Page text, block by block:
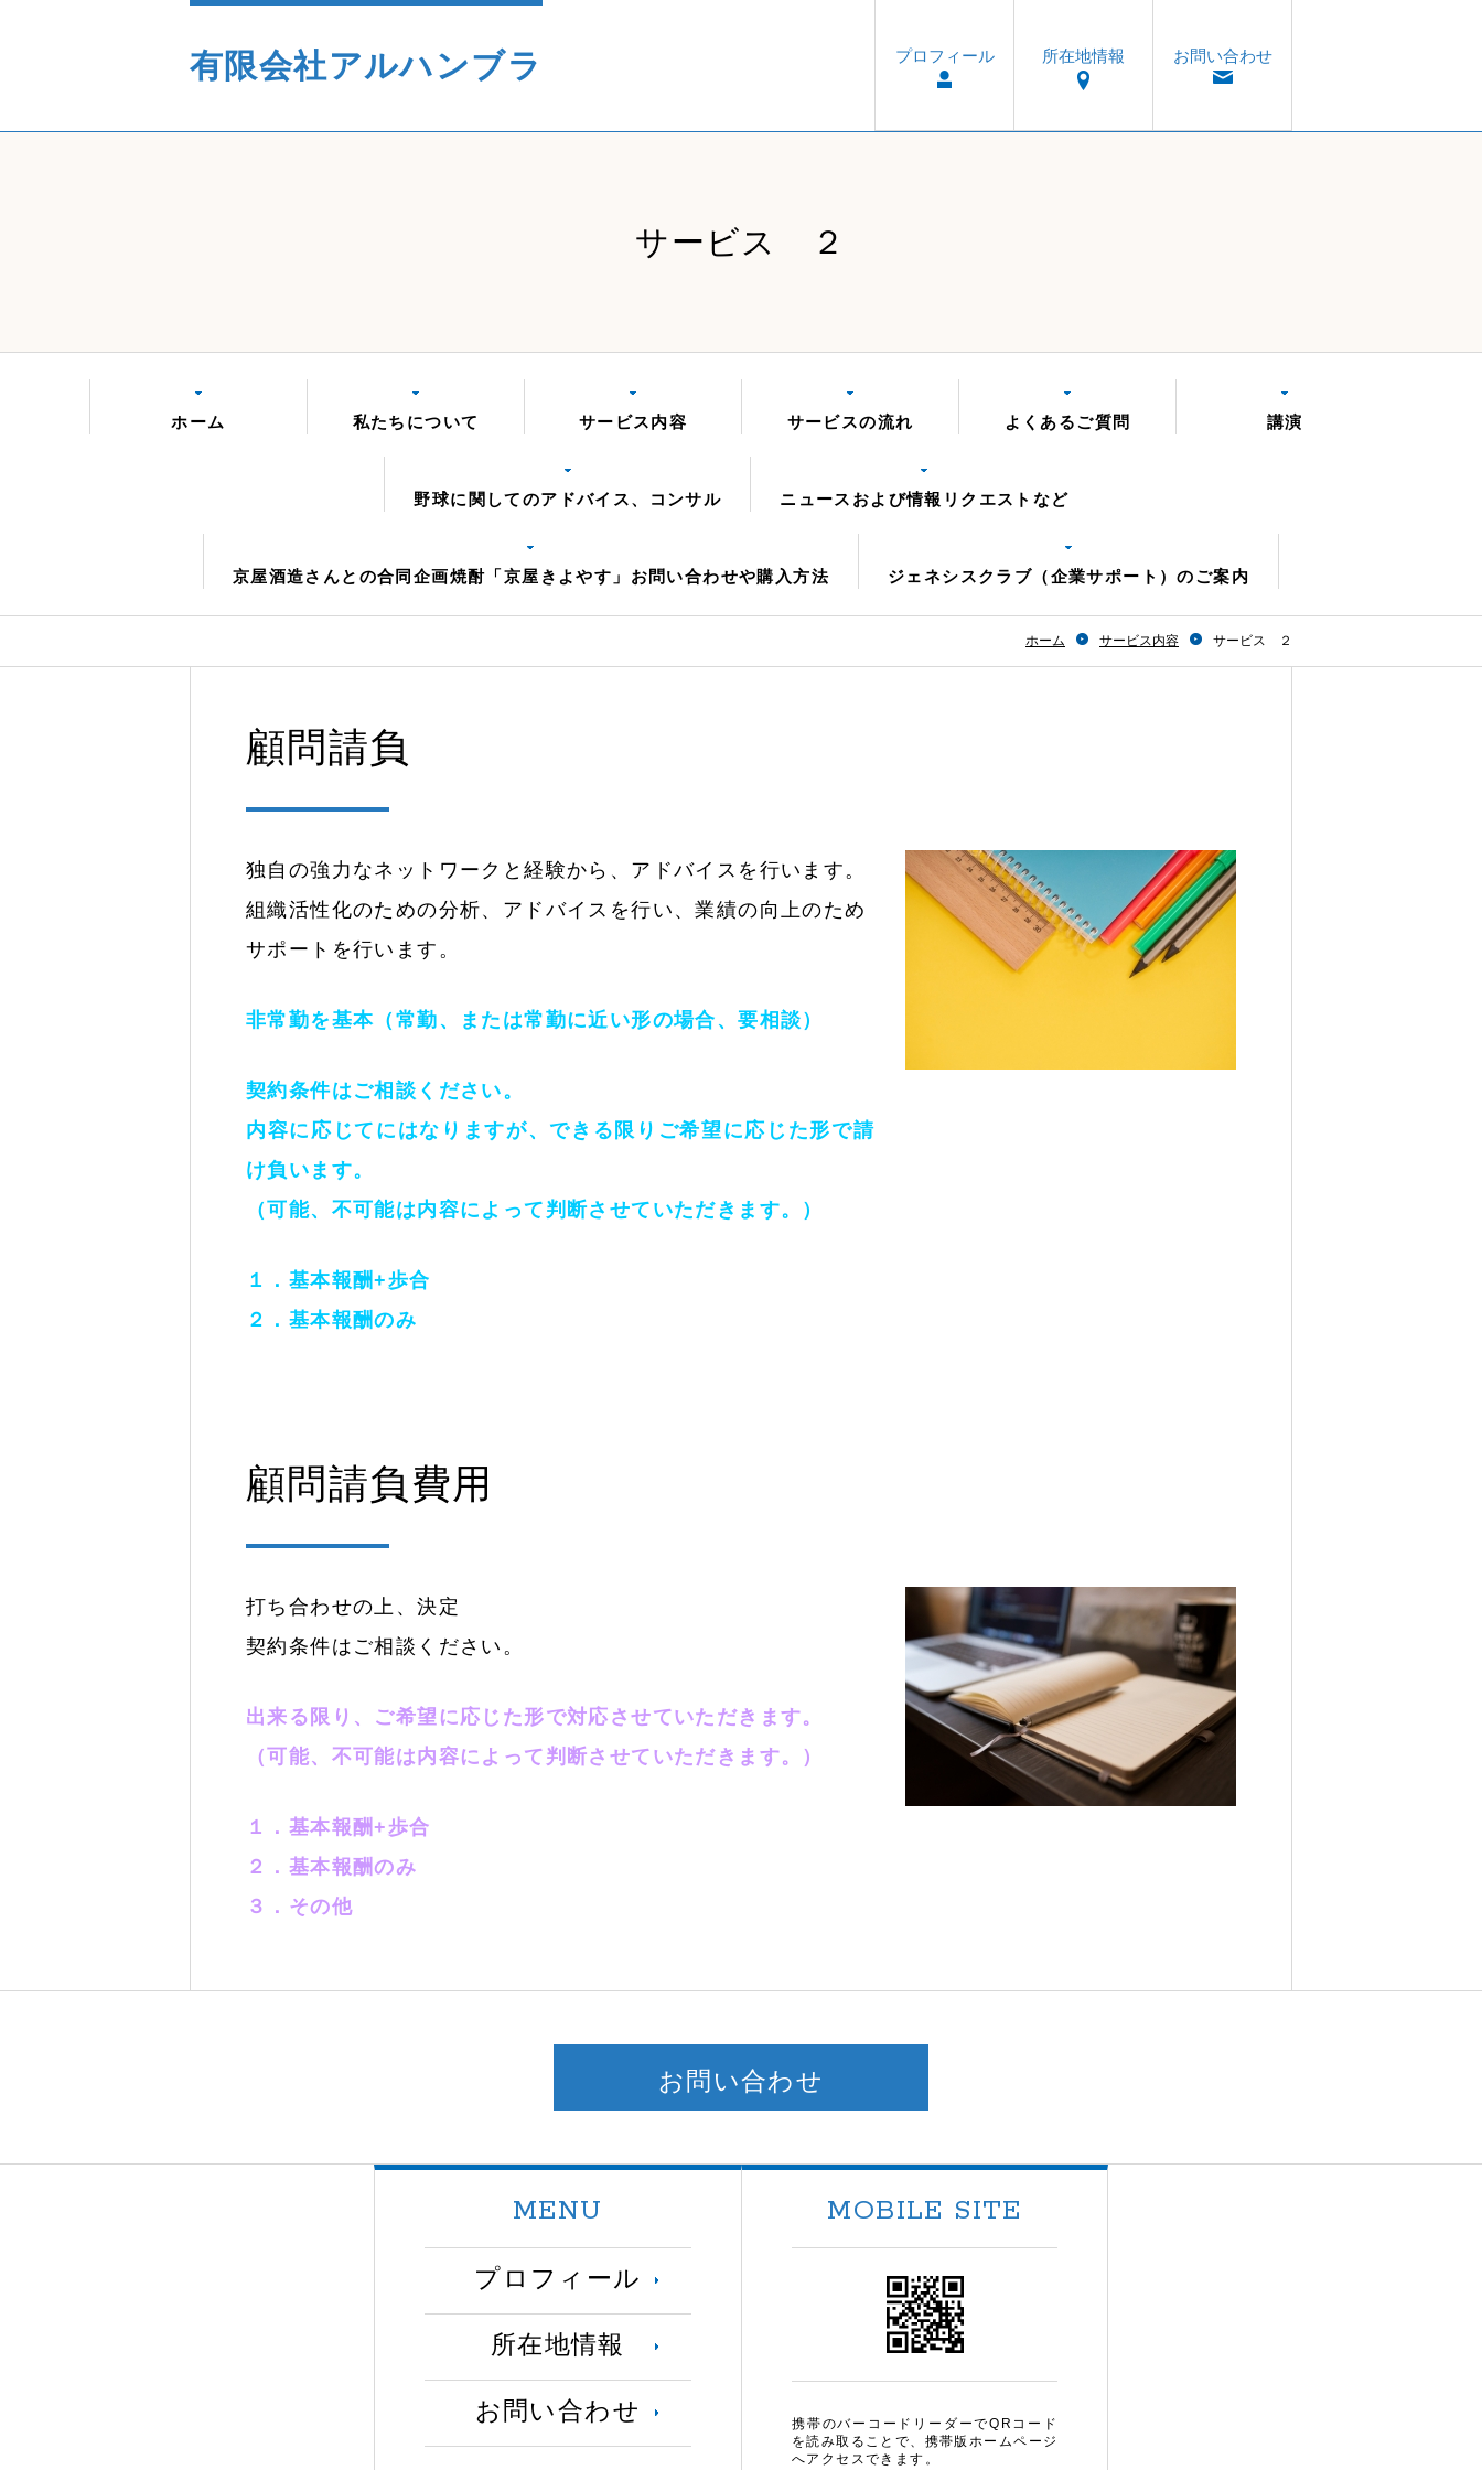
有限会社アルハンブラ プロフィール 所在地情報 お問い合わせ
サービス ２
ホーム 私たちについて サービス内容 サービスの流れ よくあるご質問 講演
野球に関してのアドバイス、コンサル ニュースおよび情報リクエストなど
京屋酒造さんとの合同企画焼酎「京屋きよやす」お問い合わせや購入方法 ジェネシスクラブ（企業サポート）のご案内
ホーム サービス内容 サービス ２
顧問請負
独自の強力なネットワークと経験から、アドバイスを行います。
組織活性化のための分析、アドバイスを行い、業績の向上のため
サポートを行います。
非常勤を基本（常勤、または常勤に近い形の場合、要相談）
契約条件はご相談ください。
内容に応じてにはなりますが、できる限りご希望に応じた形で請
け負います。
（可能、不可能は内容によって判断させていただきます。）
１．基本報酬+歩合
２．基本報酬のみ
顧問請負費用
打ち合わせの上、決定
契約条件はご相談ください。
出来る限り、ご希望に応じた形で対応させていただきます。
（可能、不可能は内容によって判断させていただきます。）
１．基本報酬+歩合
２．基本報酬のみ
３．その他
お問い合わせ
MENU
プロフィール
所在地情報
お問い合わせ
MOBILE SITE
携帯のバーコードリーダーでQRコード
を読み取ることで、携帯版ホームページ
へアクセスできます。